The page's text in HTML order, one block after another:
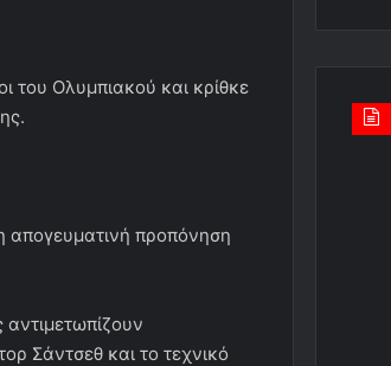
του Ολυμπιακού και κρίθκε
απογευματινή προπόνηση
Σάντσεθ και το τεχνικό